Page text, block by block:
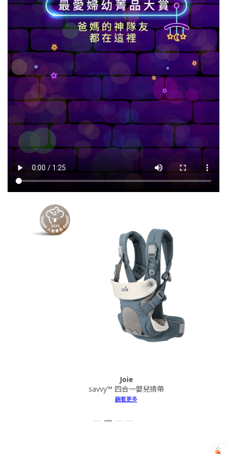
Joie
savvy™ 四合一嬰兒揹帶
觀看更多